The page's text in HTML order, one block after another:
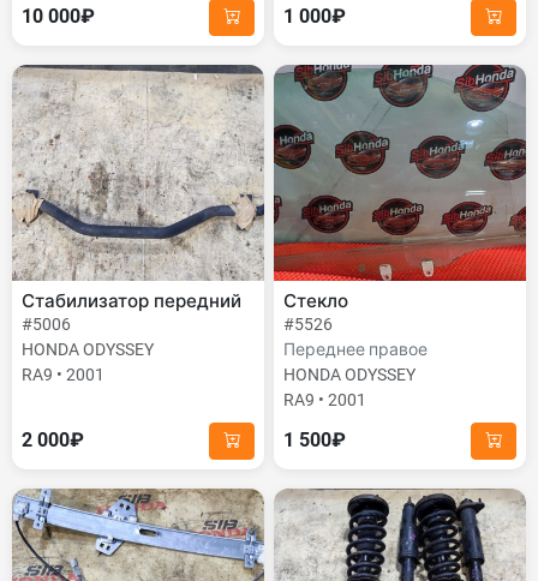
10 000₽ 1 000₽
Стабилизатор передний
#5006
HONDA ODYSSEY
RA9 • 2001
2 000₽
Стекло
#5526
Переднее правое
HONDA ODYSSEY
RA9 • 2001
1 500₽